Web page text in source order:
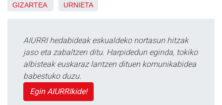
GIZARTEA URNIETA
AIURRI hedabideak eskualdeko nortasun hitzak
jaso eta zabaltzen ditu. Harpidedun eginda, tokiko
albisteak euskaraz lantzen dituen komunikabidea
babestuko duzu.
Egin AIURRIkide!